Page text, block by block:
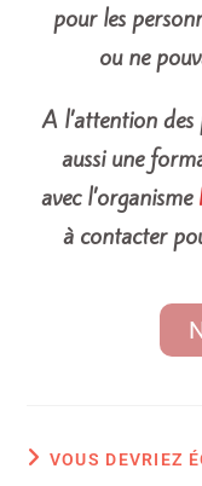
pour les
ou ne
A l’attention
aussi une
avec l’organisme
à contacter
VOUS DEVRIEZ